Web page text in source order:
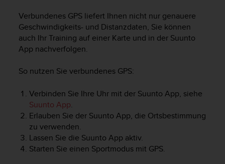
Verbundenes GPS liefert Ihnen nicht nur genauere
Geschwindigkeits- und Distanzdaten, Sie können
auch Ihr Training auf einer Karte und in der Suunto
App nachverfolgen.
So nutzen Sie verbundenes GPS:
Verbinden Sie Ihre Uhr mit der Suunto App, siehe
Suunto App.
Erlauben Sie der Suunto App, die Ortsbestimmung
zu verwenden.
Lassen Sie die Suunto App aktiv.
Starten Sie einen Sportmodus mit GPS.